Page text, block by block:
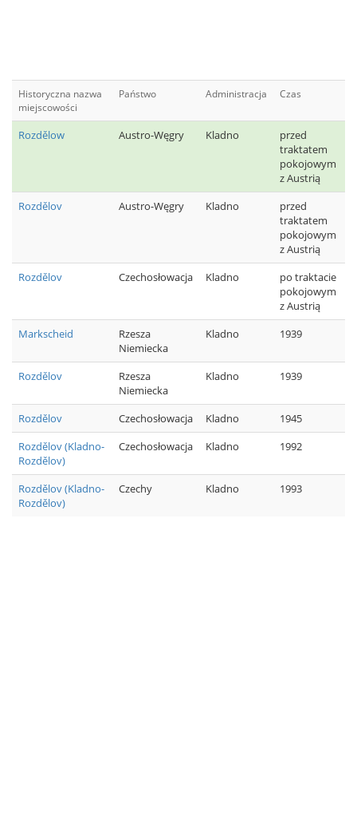
Historyczna nazwa
miejscowości
Państwo Administracja Czas
Rozdělow Austro-Węgry Kladno
przed
traktatem
pokojowym
z Austrią
Rozdělov
Austro-Węgry Kladno
przed
traktatem
pokojowym
z Austrią
Rozdělov
Czechosłowacja Kladno
po traktacie
pokojowym
z Austrią
Markscheid
Rzesza
Niemiecka
Kladno 1939
Rozdělov
Rzesza
Niemiecka
Kladno 1939
Rozdělov Czechosłowacja Kladno
1945
Rozdělov (Kladno-
Rozdělov)
Czechosłowacja Kladno 1992
Rozdělov (Kladno-
Rozdělov)
Czechy Kladno 1993